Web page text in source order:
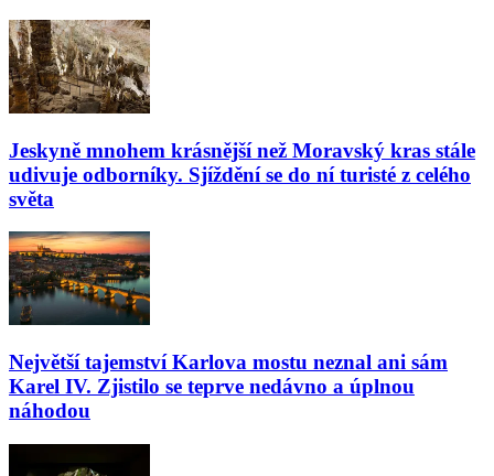
Jeskyně mnohem krásnější než Moravský kras stále
udivuje odborníky. Sjíždění se do ní turisté z celého
světa
Největší tajemství Karlova mostu neznal ani sám
Karel IV. Zjistilo se teprve nedávno a úplnou
náhodou